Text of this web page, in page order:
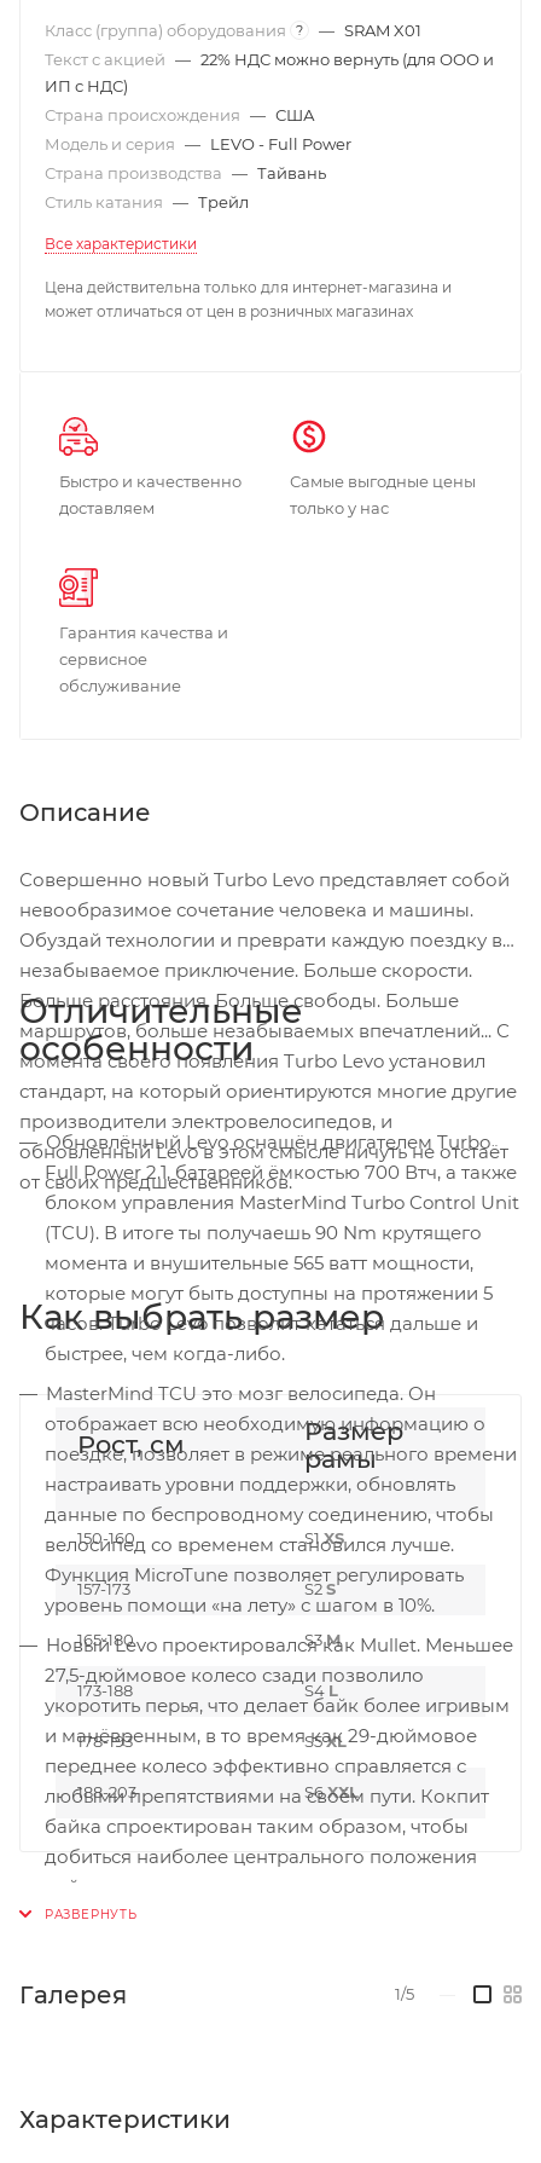
Класс (группа) оборудования ? — SRAM X01
Текст с акцией — 22% НДС можно вернуть (для ООО и
ИП с НДС)
Страна происхождения — США
Модель и серия — LEVO - Full Power
Страна производства — Тайвань
Стиль катания — Трейл
Все характеристики
Цена действительна только для интернет-магазина и
может отличаться от цен в розничных магазинах
Быстро и качественно
доставляем
Самые выгодные цены
только у нас
Гарантия качества и
сервисное
обслуживание
Описание
Совершенно новый Turbo Levo представляет собой
невообразимое сочетание человека и машины.
Обуздай технологии и преврати каждую поездку в
незабываемое приключение. Больше скорости.
Больше расстояния. Больше свободы. Больше
маршрутов, больше незабываемых впечатлений... С
момента своего появления Turbo Levo установил
стандарт, на который ориентируются многие другие
производители электровелосипедов, и
обновлённый Levo в этом смысле ничуть не отстаёт
от своих предшественников.
Отличительные
особенности
Обновлённый Levo оснащён двигателем Turbo
Full Power 2.1, батареей ёмкостью 700 Втч, а также
блоком управления MasterMind Turbo Control Unit
(TCU). В итоге ты получаешь 90 Nm крутящего
момента и внушительные 565 ватт мощности,
которые могут быть доступны на протяжении 5
часов. Turbo Levo позволит кататься дальше и
быстрее, чем когда-либо.
MasterMind TCU это мозг велосипеда. Он
отображает всю необходимую информацию о
поездке, позволяет в режиме реального времени
настраивать уровни поддержки, обновлять
данные по беспроводному соединению, чтобы
велосипед со временем становился лучше.
Функция MicroTune позволяет регулировать
уровень помощи «на лету» с шагом в 10%.
Новый Levo проектировался как Mullet. Меньшее
27,5-дюймовое колесо сзади позволило
укоротить перья, что делает байк более игривым
и манёвренным, в то время как 29-дюймовое
переднее колесо эффективно справляется с
любыми препятствиями на своём пути. Кокпит
байка спроектирован таким образом, чтобы
добиться наиболее центрального положения
райдера, что положительно сказывается на
зацепе и контроле байка на поворотах.
контроль на сложном рельефе.
можно уменьшить или увеличить в пределах 7 мм.
Как выбрать размер
Рост, см
Размер
рамы
150-160 S1XS
157-173 S2S
165-180 S3M
173-188 S4 L
178-193 S5XL
188-203 S6XXL
Галерея 1/5
Характеристики